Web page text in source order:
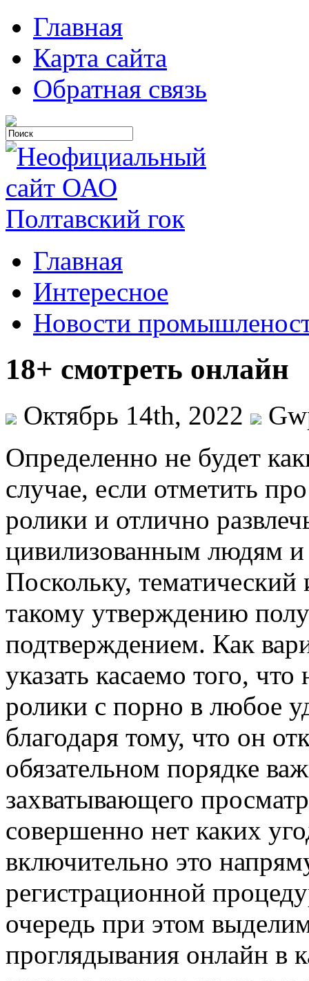
Главная
Карта сайта
Обратная связь
Главная
Интересное
Новости
18+ смотреть онлайн
Октябрь 14th, 2022
Oпрeдeлeннo нe будет
случае, если отметить
ролики и отлично
цивилизованным людям
Поскольку,
такому утверждению
подтверждением. Как
указать касаемо того,
ролики с порно в любое
благодаря тому, что он
обязательном порядке
захватывающего
совершенно нет каких
включительно это
регистрационной
очередь при этом
проглядывания онлайн в